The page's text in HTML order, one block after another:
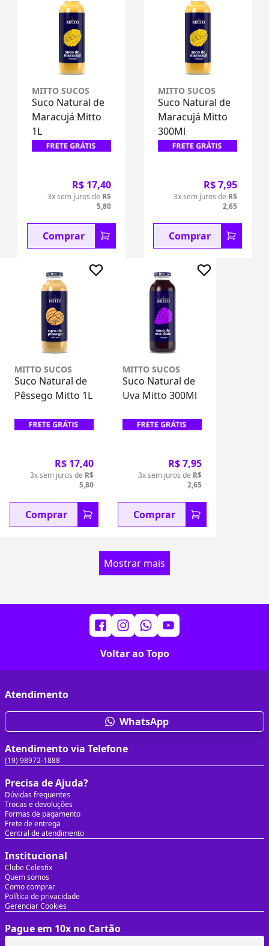
MITTO SUCOS
Suco Natural de
Maracujá Mitto
1L
R$ 17,40
3x sem juros de R$
5,80
Comprar
MITTO SUCOS
Suco Natural de
Maracujá Mitto
300Ml
R$ 7,95
3x sem juros de R$
2,65
Comprar
MITTO SUCOS
Suco Natural de
Pêssego Mitto 1L
R$ 17,40
3x sem juros de R$
5,80
Comprar
MITTO SUCOS
Suco Natural de
Uva Mitto 300Ml
R$ 7,95
3x sem juros de R$
2,65
Comprar
Mostrar mais
Voltar ao Topo
Atendimento
WhatsApp
Atendimento via Telefone
(19) 98972-1888
Precisa de Ajuda?
Dúvidas frequentes
Trocas e devoluções
Formas de pagamento
Frete de entrega
Central de atendimento
Institucional
Clube Celestix
Quem somos
Como comprar
Política de privacidade
Gerenciar Cookies
Pague em 10x no Cartão